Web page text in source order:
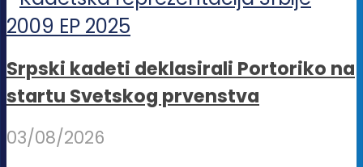
Srpski kadeti deklasirali Portoriko na
startu Svetskog prvenstva
03/08/2026